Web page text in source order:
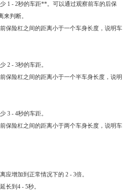
1 - 2秒的车距**。可以通过观察前车的后保
判断。
保险杠之间的距离小于一个车身长度，说明车
2 - 3秒的车距。
保险杠之间的距离小于一个半车身长度，说明
3 - 4秒的车距。
保险杠之间的距离小于两个车身长度，说明车
应增加到正常情况下的 2 - 3倍。
长到4 - 5秒。